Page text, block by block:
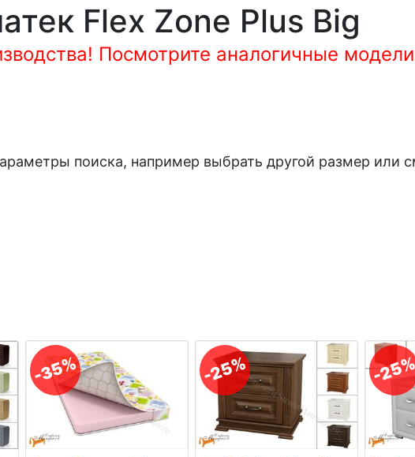
Flex Zone Plus Big
Посмотрите аналогичные
поиска, например выбрать другой размер или
-35% -25% -